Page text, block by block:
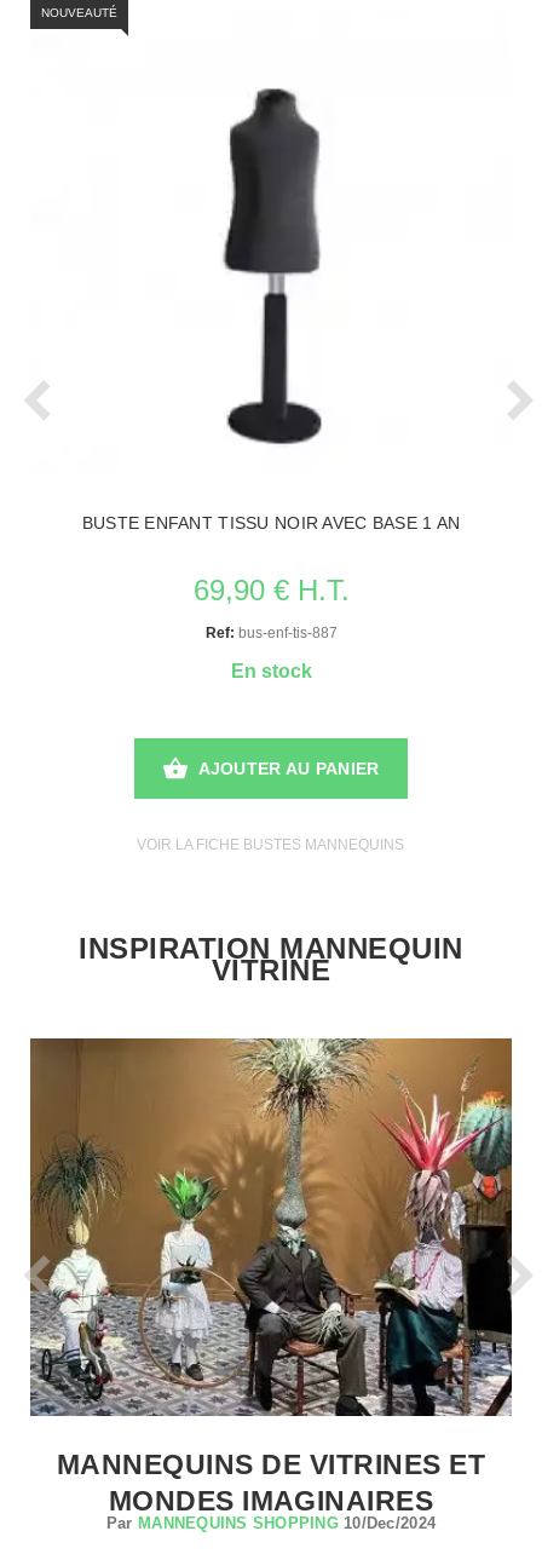
NOUVEAUTÉ
BUSTE ENFANT TISSU NOIR AVEC BASE 1 AN
69,90 € H.T.
Ref: bus-enf-tis-887
En stock
AJOUTER AU PANIER
VOIR LA FICHE BUSTES MANNEQUINS
INSPIRATION MANNEQUIN
VITRINE
MANNEQUINS DE VITRINES ET
MONDES IMAGINAIRES
Par MANNEQUINS SHOPPING10/Dec/2024